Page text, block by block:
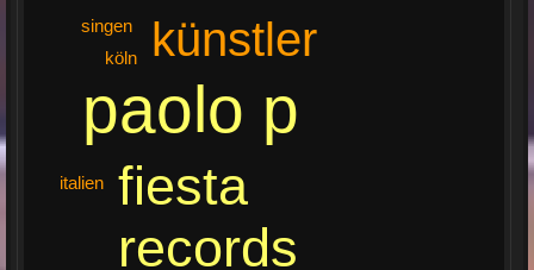
paolo p
fiesta
records
künstler
singen
köln
italien